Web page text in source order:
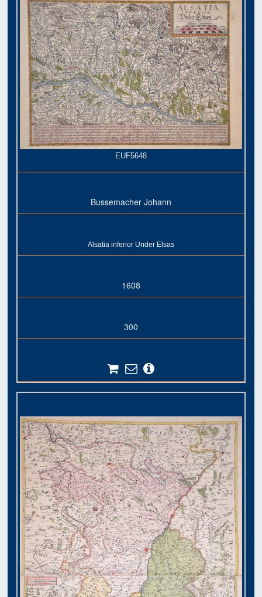
EUF5648
Bussemacher Johann
Alsatia inferior Under Elsas
1608
300